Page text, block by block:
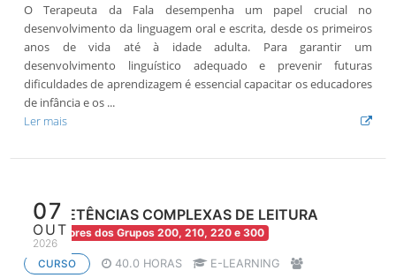
O Terapeuta da Fala desempenha um papel crucial no
desenvolvimento da linguagem oral e escrita, desde os primeiros
anos de vida até à idade adulta. Para garantir um
desenvolvimento linguístico adequado e prevenir futuras
dificuldades de aprendizagem é essencial capacitar os educadores
de infância e os ...
Ler mais
07
OUT
2026
COMPETÊNCIAS COMPLEXAS DE LEITURA
Professores dos Grupos 200, 210, 220 e 300
CURSO 40.0 HORAS
E-LEARNING